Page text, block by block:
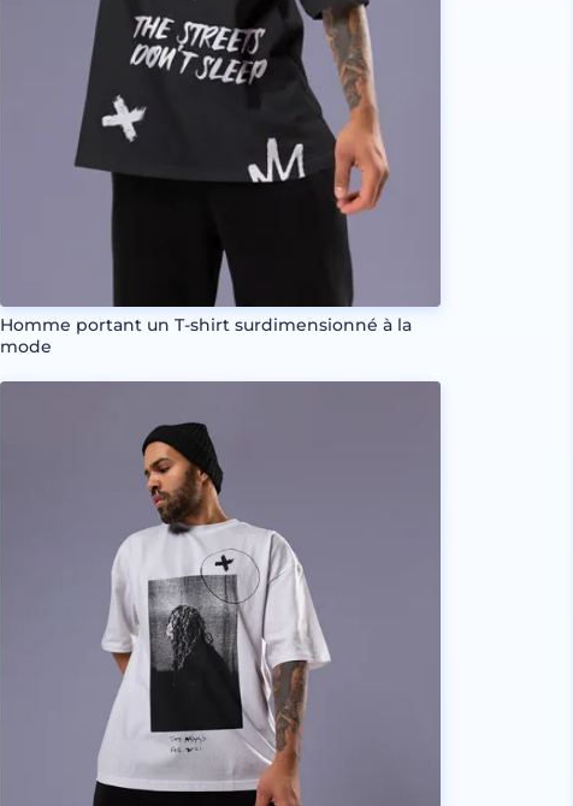
Homme portant un T-shirt surdimensionné à la
mode